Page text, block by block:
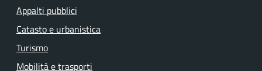
Appalti pubblici
Catasto e urbanistica
Turismo
Mobilità e trasporti